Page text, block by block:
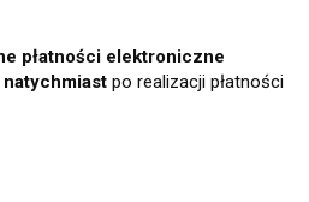
płatności elektroniczne
natychmiast po realizacji płatności